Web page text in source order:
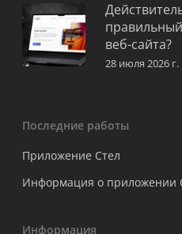
веб-сайта?
28 июля 2026 г.
Последние работы
Приложение Стел
Информация о приложении
Информация